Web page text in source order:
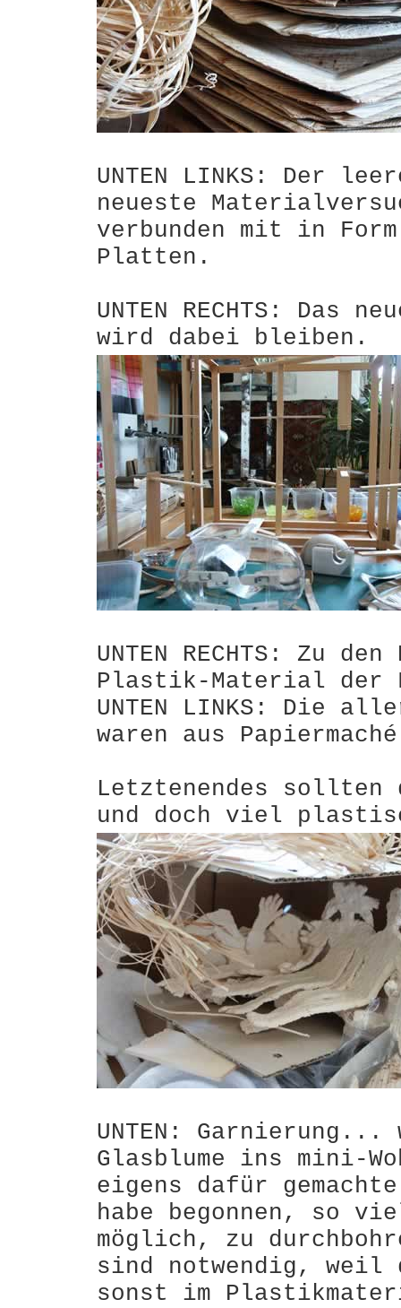
UNTEN LINKS: Der
neueste
verbunden mit in
Platten.
UNTEN RECHTS: Das
wird dabei bleiben.
UNTEN RECHTS: Zu
Plastik-Material der
UNTEN LINKS: Die
waren aus Papiermaché
Letztenendes
und doch viel
UNTEN:
Glasblume ins mini-
eigens dafür
habe begonnen, so
möglich, zu
sind notwendig, weil
sonst im